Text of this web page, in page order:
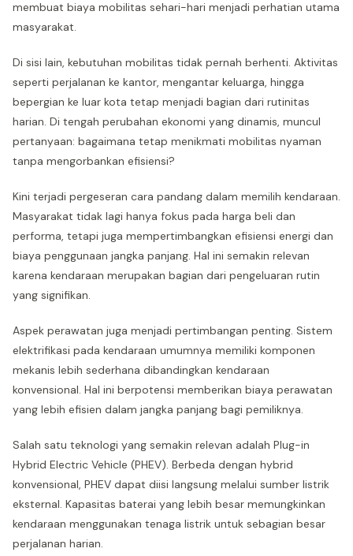
membuat biaya mobilitas sehari-hari menjadi perhatian utama
masyarakat.
Di sisi lain, kebutuhan mobilitas tidak pernah berhenti. Aktivitas
seperti perjalanan ke kantor, mengantar keluarga, hingga
bepergian ke luar kota tetap menjadi bagian dari rutinitas
harian. Di tengah perubahan ekonomi yang dinamis, muncul
pertanyaan: bagaimana tetap menikmati mobilitas nyaman
tanpa mengorbankan efisiensi?
Kini terjadi pergeseran cara pandang dalam memilih kendaraan.
Masyarakat tidak lagi hanya fokus pada harga beli dan
performa, tetapi juga mempertimbangkan efisiensi energi dan
biaya penggunaan jangka panjang. Hal ini semakin relevan
karena kendaraan merupakan bagian dari pengeluaran rutin
yang signifikan.
Aspek perawatan juga menjadi pertimbangan penting. Sistem
elektrifikasi pada kendaraan umumnya memiliki komponen
mekanis lebih sederhana dibandingkan kendaraan
konvensional. Hal ini berpotensi memberikan biaya perawatan
yang lebih efisien dalam jangka panjang bagi pemiliknya.
Salah satu teknologi yang semakin relevan adalah Plug-in
Hybrid Electric Vehicle (PHEV). Berbeda dengan hybrid
konvensional, PHEV dapat diisi langsung melalui sumber listrik
eksternal. Kapasitas baterai yang lebih besar memungkinkan
kendaraan menggunakan tenaga listrik untuk sebagian besar
perjalanan harian.